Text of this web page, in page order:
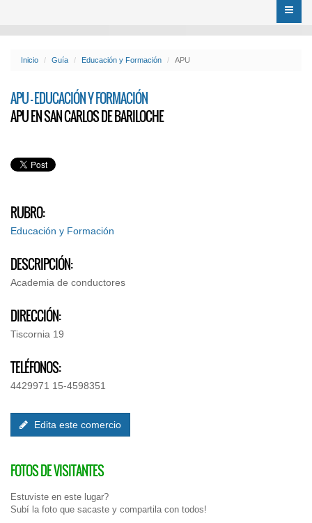
Menú
Inicio Guía Educación y Formación APU
APU - EDUCACIÓN Y FORMACIÓN
APU EN SAN CARLOS DE BARILOCHE
RUBRO:
Educación y Formación
DESCRIPCIÓN:
Academia de conductores
DIRECCIÓN:
Tiscornia 19
TELÉFONOS:
4429971 15-4598351
Edita este comercio
FOTOS DE VISITANTES
Estuviste en este lugar?
Subí la foto que sacaste y compartila con todos!